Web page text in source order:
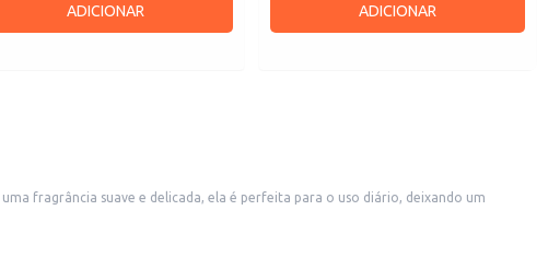
ADICIONAR ADICIONAR
fragrância suave e delicada, ela é perfeita para o uso diário, deixando um